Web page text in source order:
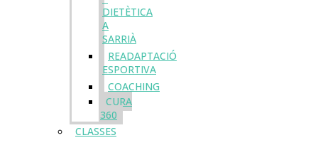
DIETÈTICA
A
SARRIÀ
READAPTACIÓ
ESPORTIVA
COACHING
CURA
360
CLASSES